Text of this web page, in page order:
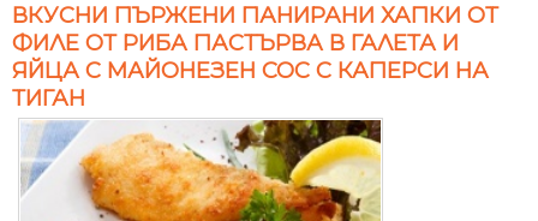
ВКУСНИ ПЪРЖЕНИ ПАНИРАНИ ХАПКИ ОТ
ФИЛЕ ОТ РИБА ПАСТЪРВА В ГАЛЕТА И
ЯЙЦА С МАЙОНЕЗЕН СОС С КАПЕРСИ НА
ТИГАН